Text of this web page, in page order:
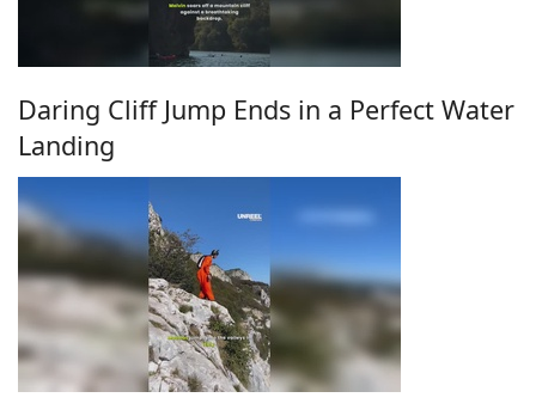
Daring Cliff Jump Ends in a Perfect Water
Landing